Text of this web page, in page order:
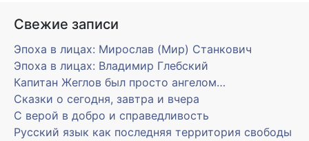
Свежие записи
Эпоха в лицах: Мирослав (Мир) Станкович
Эпоха в лицах: Владимир Глебский
Капитан Жеглов был просто ангелом…
Сказки о сегодня, завтра и вчера
С верой в добро и справедливость
Русский язык как последняя территория свободы